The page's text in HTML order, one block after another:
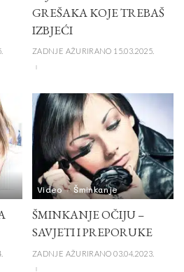
GREŠAKA KOJE TREBAŠ
IZBJEĆI
ZADNJE AŽURIRANO 15.03.2025.
Video Šminkanje
ŠMINKANJE OČIJU –
SAVJETI I PREPORUKE
ZADNJE AŽURIRANO 03.04.2023.